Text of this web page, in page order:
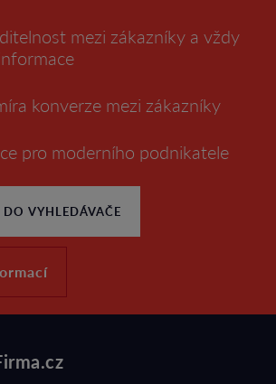
mezi zákazníky a vždy
konverze mezi zákazníky
pro moderního podnikatele
VYHLEDÁVAČE